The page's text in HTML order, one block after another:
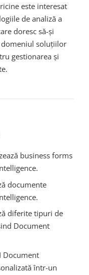
este interesat
de analiză a
doresc să-și
soluțiilor
gestionarea și
business forms
.
documente
.
diferite tipuri de
Document
Document
într-un